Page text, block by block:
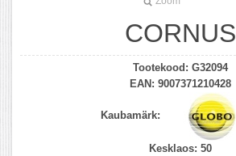
CORNUS
Tootekood: G32094
EAN: 9007371210428
Kaubamärk:
Kesklaos: 50